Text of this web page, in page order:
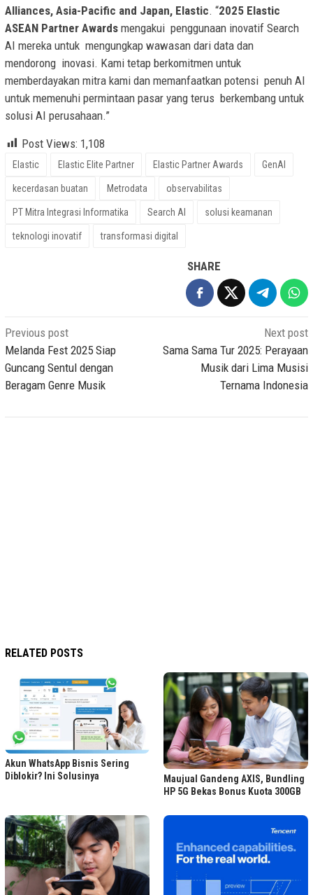
Alliances, Asia-Pacific and Japan, Elastic. “2025 Elastic
ASEAN Partner Awards mengakui penggunaan inovatif Search
AI mereka untuk mengungkap wawasan dari data dan
mendorong inovasi. Kami tetap berkomitmen untuk
memberdayakan mitra kami dan memanfaatkan potensi penuh AI
untuk memenuhi permintaan pasar yang terus berkembang untuk
solusi AI perusahaan.”
Post Views: 1,108
Elastic Elastic Elite Partner Elastic Partner Awards GenAI
kecerdasan buatan Metrodata observabilitas
PT Mitra Integrasi Informatika Search AI solusi keamanan
teknologi inovatif transformasi digital
SHARE
Post
navigation
Previous post
Melanda Fest 2025 Siap
Guncang Sentul dengan
Beragam Genre Musik
Next post
Sama Sama Tur 2025: Perayaan
Musik dari Lima Musisi
Ternama Indonesia
RELATED POSTS
Akun WhatsApp Bisnis Sering
Diblokir? Ini Solusinya
Maujual Gandeng AXIS, Bundling
HP 5G Bekas Bonus Kuota 300GB